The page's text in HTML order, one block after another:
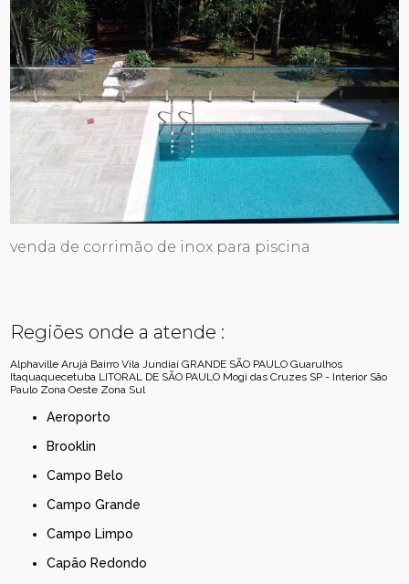
venda de corrimão de inox para piscina
Regiões onde a atende :
Alphaville Arujá Bairro Vila Jundiaí GRANDE SÃO PAULO Guarulhos
Itaquaquecetuba LITORAL DE SÃO PAULO Mogi das Cruzes SP - Interior São
Paulo Zona Oeste Zona Sul
Aeroporto
Brooklin
Campo Belo
Campo Grande
Campo Limpo
Capão Redondo